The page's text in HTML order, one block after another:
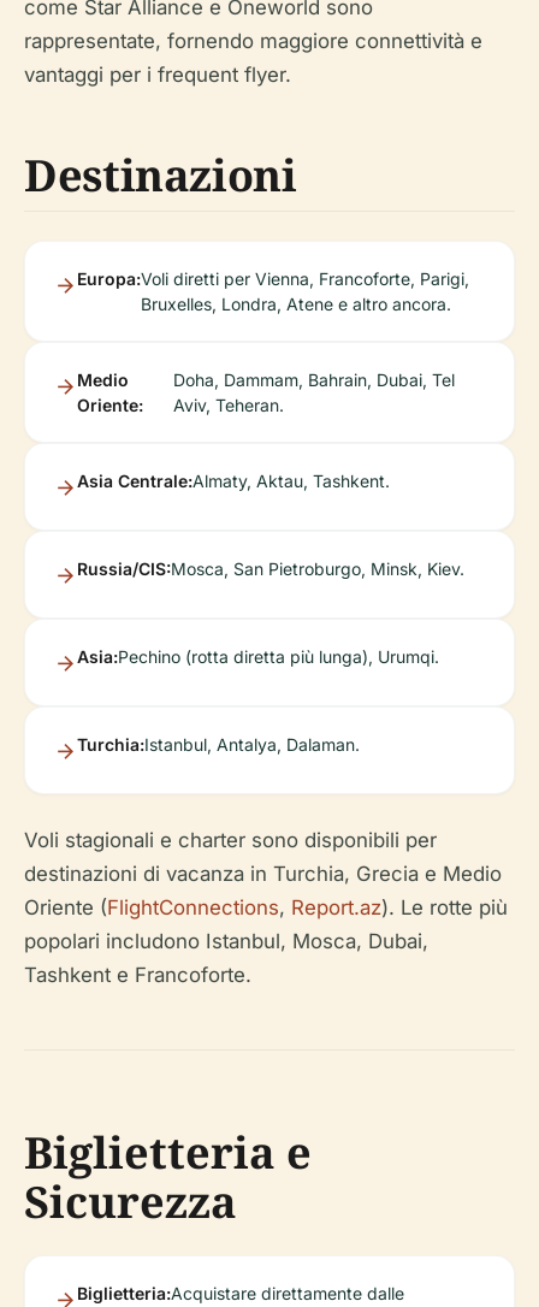
come Star Alliance e Oneworld sono
rappresentate, fornendo maggiore connettività e
vantaggi per i frequent flyer.
Destinazioni
Europa:Voli diretti per Vienna, Francoforte, Parigi,
Bruxelles, Londra, Atene e altro ancora.
Medio
Oriente:
Doha, Dammam, Bahrain, Dubai, Tel
Aviv, Teheran.
Asia Centrale:Almaty, Aktau, Tashkent.
Russia/CIS:Mosca, San Pietroburgo, Minsk, Kiev.
Asia:Pechino (rotta diretta più lunga), Urumqi.
Turchia:Istanbul, Antalya, Dalaman.
Voli stagionali e charter sono disponibili per
destinazioni di vacanza in Turchia, Grecia e Medio
Oriente (FlightConnections, Report.az). Le rotte più
popolari includono Istanbul, Mosca, Dubai,
Tashkent e Francoforte.
Biglietteria e
Sicurezza
Biglietteria:Acquistare direttamente dalle